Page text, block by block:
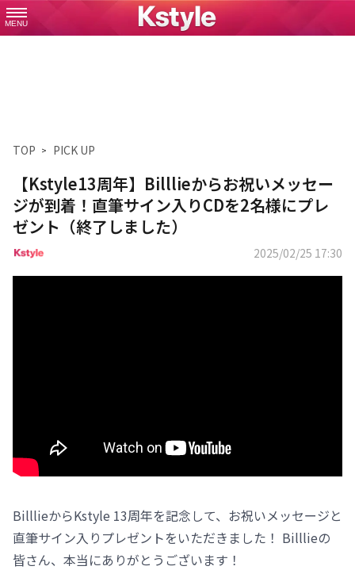
MENU
TOP PICK UP
【Kstyle13周年】Billlieからお祝いメッセー
ジが到着！直筆サイン入りCDを2名様にプレ
ゼント（終了しました）
2025/02/25 17:30
BilllieからKstyle 13周年を記念して、お祝いメッセージと
直筆サイン入りプレゼントをいただきました！ Billlieの
皆さん、本当にありがとうございます！